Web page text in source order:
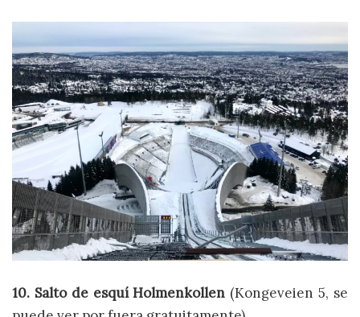
10. Salto de esquí Holmenkollen (Kongeveien 5, se